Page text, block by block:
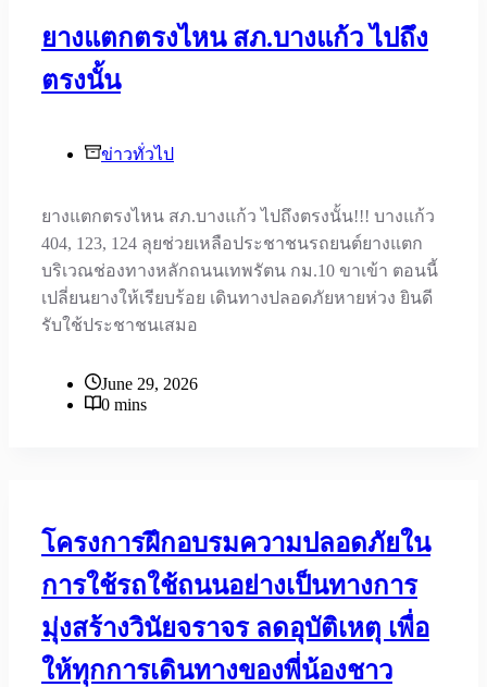
ยางแตกตรงไหน สภ.บางแก้ว ไปถึง
ตรงนั้น
ข่าวทั่วไป
ยางแตกตรงไหน สภ.บางแก้ว ไปถึงตรงนั้น!!! บางแก้ว
404, 123, 124 ลุยช่วยเหลือประชาชนรถยนต์ยางแตก
บริเวณช่องทางหลักถนนเทพรัตน กม.10 ขาเข้า ตอนนี้
เปลี่ยนยางให้เรียบร้อย เดินทางปลอดภัยหายห่วง ยินดี
รับใช้ประชาชนเสมอ
June 29, 2026
0 mins
โครงการฝึกอบรมความปลอดภัยใน
การใช้รถใช้ถนนอย่างเป็นทางการ
มุ่งสร้างวินัยจราจร ลดอุบัติเหตุ เพื่อ
ให้ทุกการเดินทางของพี่น้องชาว